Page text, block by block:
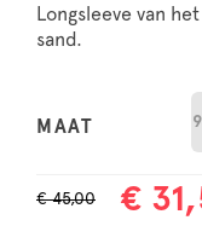
Longsleeve van
sand.
MAAT
€ 45,00 €